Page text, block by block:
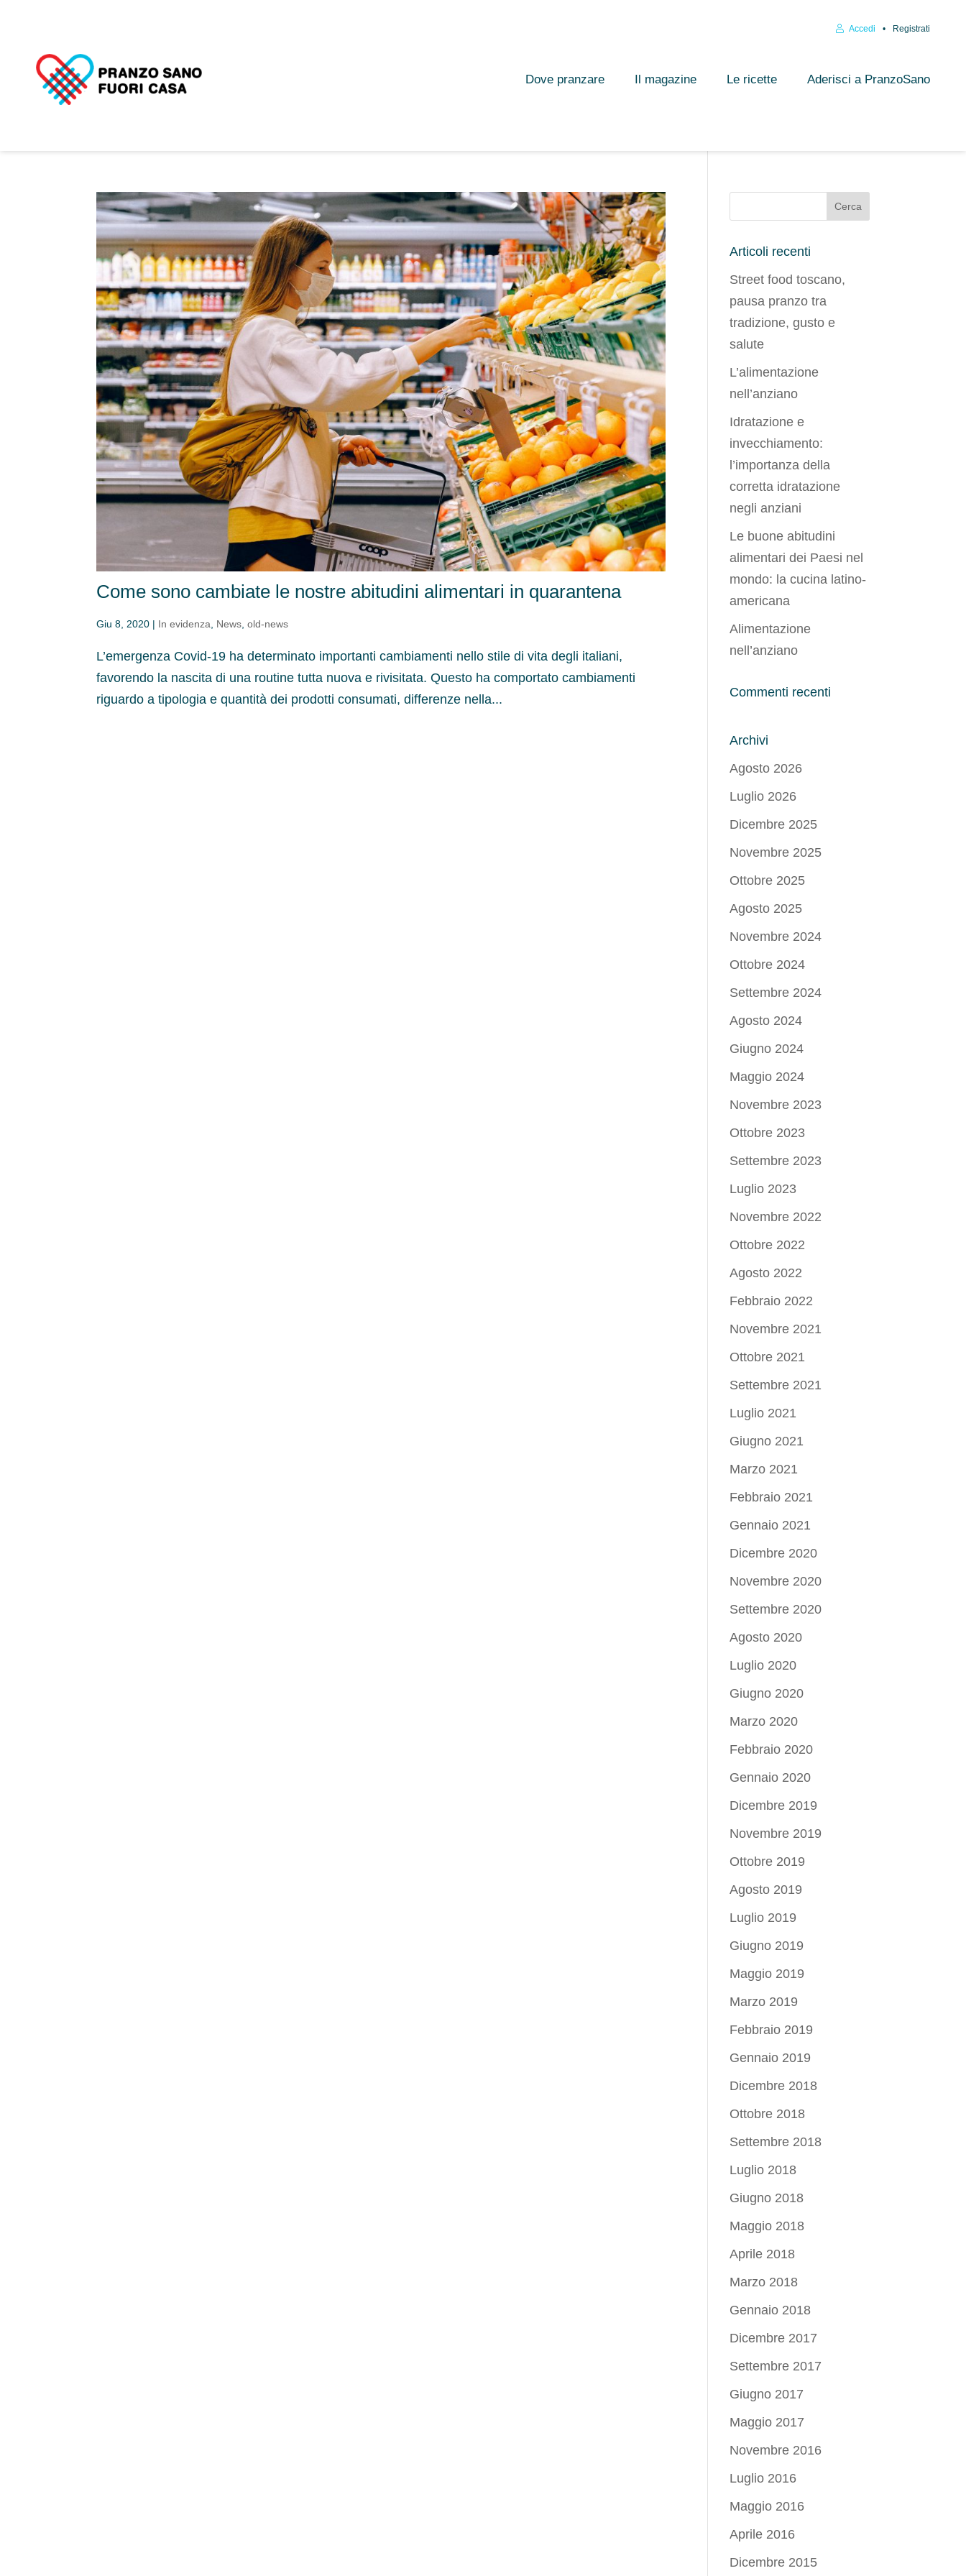
Accedi Registrati
Dove pranzare Il magazine Le ricette Aderisci a PranzoSano
Come sono cambiate le nostre abitudini alimentari in quarantena
Giu 8, 2020 | In evidenza News ,old-news
L’emergenza Covid-19 ha determinato importanti cambiamenti nello stile di vita degli italiani,
favorendo la nascita di una routine tutta nuova e rivisitata. Questo ha comportato cambiamenti
riguardo a tipologia e quantità dei prodotti consumati, differenze nella...
Articoli recenti
Street food toscano,
pausa pranzo tra
tradizione, gusto e
salute
L’alimentazione
nell’anziano
Idratazione e
invecchiamento:
l’importanza della
corretta idratazione
negli anziani
Le buone abitudini
alimentari dei Paesi nel
mondo: la cucina latino-
americana
Alimentazione
nell’anziano
Commenti recenti
Archivi
Agosto 2026
Luglio 2026
Dicembre 2025
Novembre 2025
Ottobre 2025
Agosto 2025
Novembre 2024
Ottobre 2024
Settembre 2024
Agosto 2024
Giugno 2024
Maggio 2024
Novembre 2023
Ottobre 2023
Settembre 2023
Luglio 2023
Novembre 2022
Ottobre 2022
Agosto 2022
Febbraio 2022
Novembre 2021
Ottobre 2021
Settembre 2021
Luglio 2021
Giugno 2021
Marzo 2021
Febbraio 2021
Gennaio 2021
Dicembre 2020
Novembre 2020
Settembre 2020
Agosto 2020
Luglio 2020
Giugno 2020
Marzo 2020
Febbraio 2020
Gennaio 2020
Dicembre 2019
Novembre 2019
Ottobre 2019
Agosto 2019
Luglio 2019
Giugno 2019
Maggio 2019
Marzo 2019
Febbraio 2019
Gennaio 2019
Dicembre 2018
Ottobre 2018
Settembre 2018
Luglio 2018
Giugno 2018
Maggio 2018
Aprile 2018
Marzo 2018
Gennaio 2018
Dicembre 2017
Settembre 2017
Giugno 2017
Maggio 2017
Novembre 2016
Luglio 2016
Maggio 2016
Aprile 2016
Dicembre 2015